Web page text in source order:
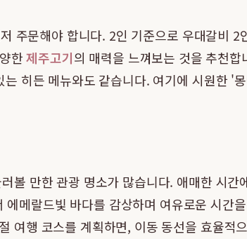
주문해야 합니다. 2인 기준으로 우대갈비
한제주고기의 매력을 느껴보는 것을 추천
히든 메뉴와도 같습니다. 여기에 시원한 '
볼 만한 관광 명소가 많습니다. 애매한 시
메랄드빛 바다를 감상하며 여유로운 시간
여행 코스를 계획하면, 이동 동선을 효율